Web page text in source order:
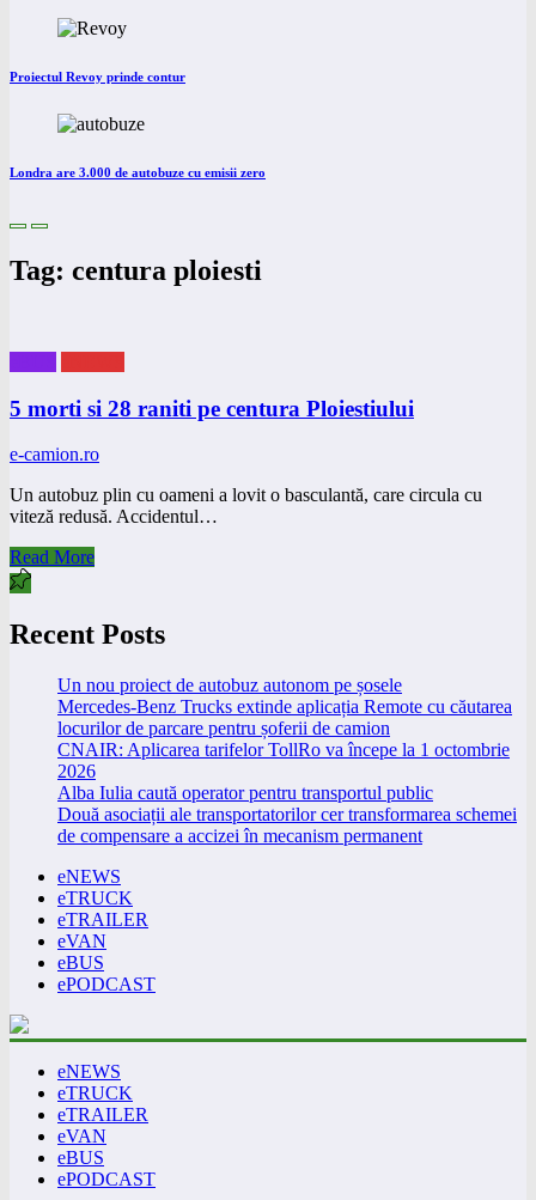
Proiectul Revoy prinde contur
Londra are 3.000 de autobuze cu emisii zero
Tag: centura ploiesti
5 morti si 28 raniti pe centura Ploiestiului
e-camion.ro
Un autobuz plin cu oameni a lovit o basculantă, care circula cu
viteză redusă. Accidentul…
Read More
Recent Posts
Un nou proiect de autobuz autonom pe șosele
Mercedes-Benz Trucks extinde aplicația Remote cu căutarea
locurilor de parcare pentru șoferii de camion
CNAIR: Aplicarea tarifelor TollRo va începe la 1 octombrie
2026
Alba Iulia caută operator pentru transportul public
Două asociații ale transportatorilor cer transformarea schemei
de compensare a accizei în mecanism permanent
eNEWS
eTRUCK
eTRAILER
eVAN
eBUS
ePODCAST
eNEWS
eTRUCK
eTRAILER
eVAN
eBUS
ePODCAST